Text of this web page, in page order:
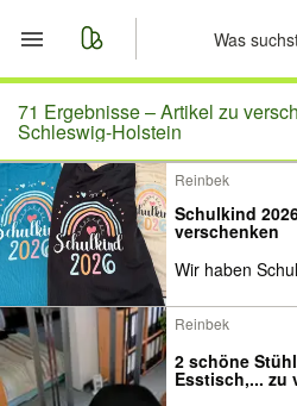
Start
Merkliste
Nachrichten
Anzeige aufgeben
71 Ergebnisse –Artikel zu
Schleswig-Holstein
Reinbek
Schulkind
verschenken
Wir haben
Reinbek
2 schöne
Esstisch,... zu